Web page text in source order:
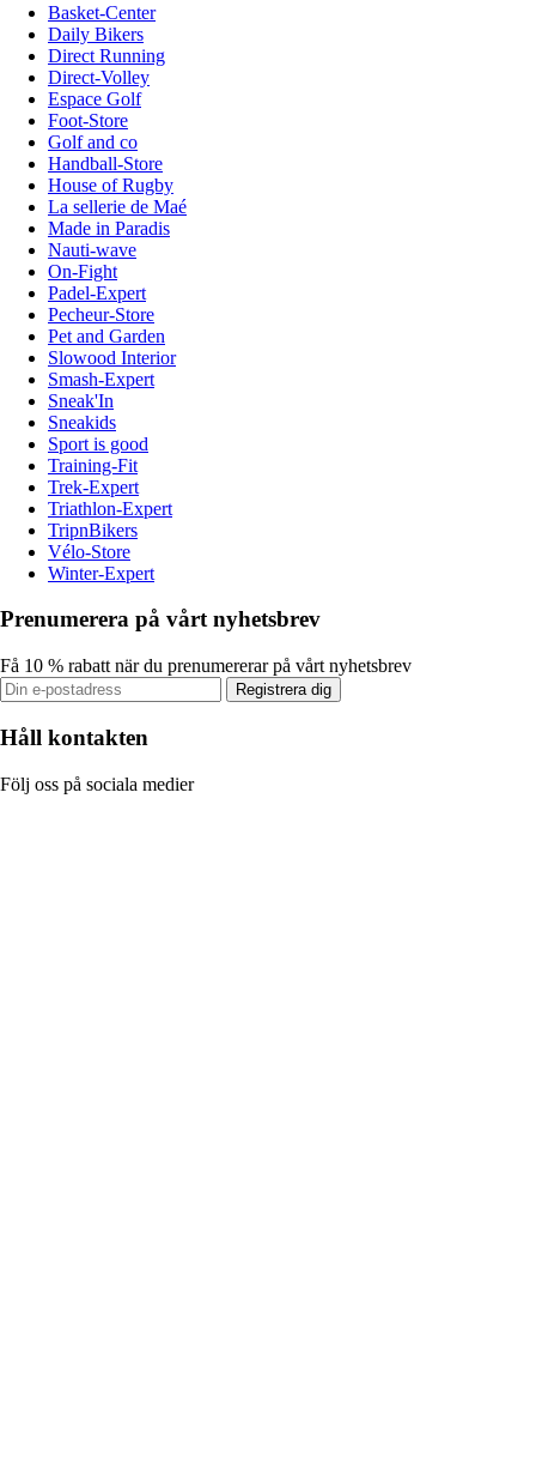
Basket-Center
Daily Bikers
Direct Running
Direct-Volley
Espace Golf
Foot-Store
Golf and co
Handball-Store
House of Rugby
La sellerie de Maé
Made in Paradis
Nauti-wave
On-Fight
Padel-Expert
Pecheur-Store
Pet and Garden
Slowood Interior
Smash-Expert
Sneak'In
Sneakids
Sport is good
Training-Fit
Trek-Expert
Triathlon-Expert
TripnBikers
Vélo-Store
Winter-Expert
Prenumerera på vårt nyhetsbrev
Få 10 % rabatt när du prenumererar på vårt nyhetsbrev
Registrera dig
Håll kontakten
Följ oss på sociala medier